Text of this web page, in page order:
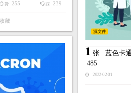
踩 239
赞 255
藏
源文件
1 张 蓝色卡
485
2022-02-01